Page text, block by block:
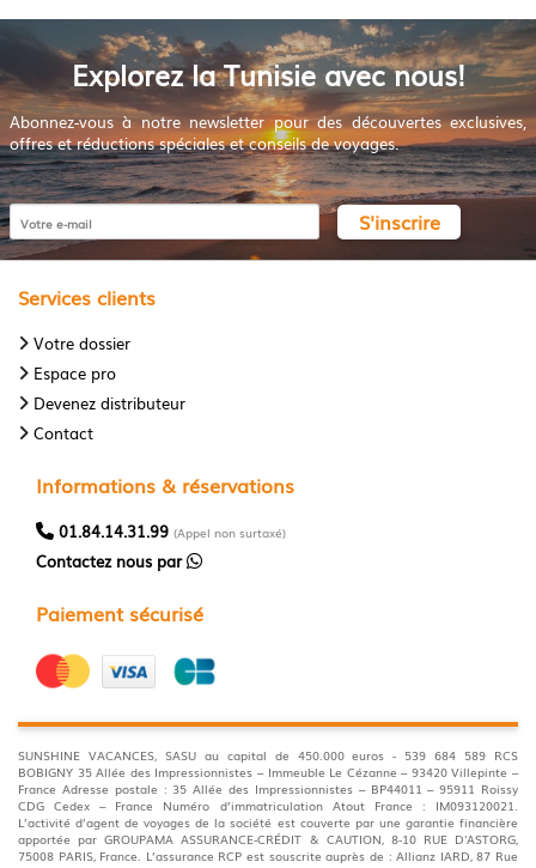
Explorez la Tunisie avec nous!
Abonnez-vous à notre newsletter pour des découvertes exclusives,
offres et réductions spéciales et conseils de voyages.
S'inscrire
Services clients
Votre dossier
Espace pro
Devenez distributeur
Contact
Informations & réservations
01.84.14.31.99 (Appel non surtaxé)
Contactez nous par
Paiement sécurisé
SUNSHINE VACANCES, SASU au capital de 450.000 euros - 539 684 589 RCS
BOBIGNY 35 Allée des Impressionnistes – Immeuble Le Cézanne – 93420 Villepinte –
France Adresse postale : 35 Allée des Impressionnistes – BP44011 – 95911 Roissy
CDG Cedex – France Numéro d’immatriculation Atout France : IM093120021.
L’activité d’agent de voyages de la société est couverte par une garantie financière
apportée par GROUPAMA ASSURANCE-CRÉDIT & CAUTION, 8-10 RUE D'ASTORG,
75008 PARIS, France. L’assurance RCP est souscrite auprès de : Allianz IARD, 87 Rue